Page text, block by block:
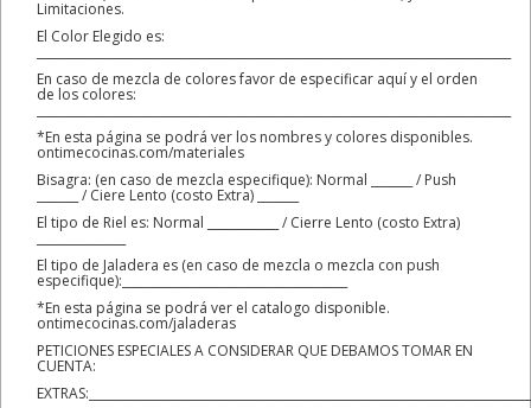
Limitaciones.
El Color Elegido es:
________________________________________________________________________________
En caso de mezcla de colores favor de especificar aquí y el orden
de los colores:
*En esta página se podrá ver los nombres y colores disponibles.
ontimecocinas.com/materiales
Bisagra: (en caso de mezcla especifique): Normal _______ / Push
_______ / Ciere Lento (costo Extra) _______
El tipo de Riel es: Normal ____________ / Cierre Lento (costo Extra)
_______________
El tipo de Jaladera es (en caso de mezcla o mezcla con push
especifique):______________________________________
*En esta página se podrá ver el catalogo disponible.
ontimecocinas.com/jaladeras
PETICIONES ESPECIALES A CONSIDERAR QUE DEBAMOS TOMAR EN
CUENTA: